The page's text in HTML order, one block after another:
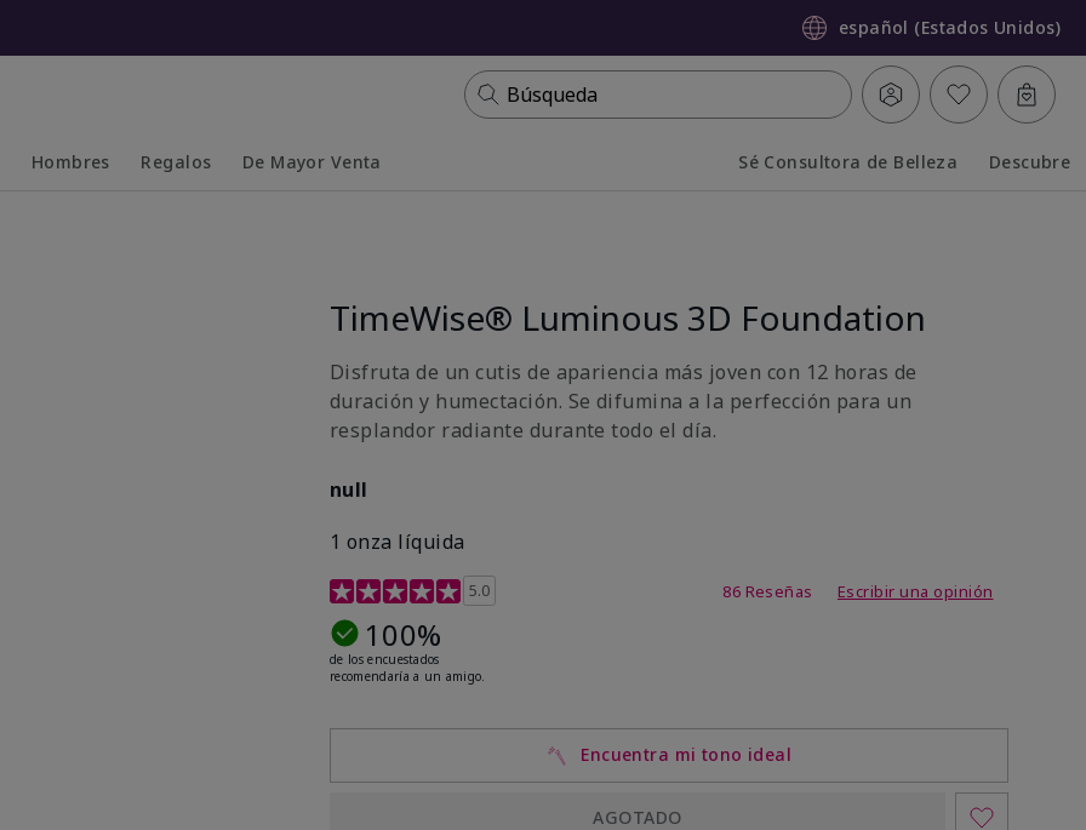
español (Estados Unidos)
Búsqueda
Hombres Regalos De Mayor Venta Sé Consultora de Belleza Descubre
TimeWise® Luminous 3D Foundation
Disfruta de un cutis de apariencia más joven con 12 horas de
duración y humectación. Se difumina a la perfección para un
resplandor radiante durante todo el día.
null
1 onza líquida
Calificación de clientes de 3,4 de 5
5.0 86 Reseñas Escribir una opinión
100%
de los encuestados
recomendaría a un amigo.
Encuentra mi tono ideal
AGOTADO